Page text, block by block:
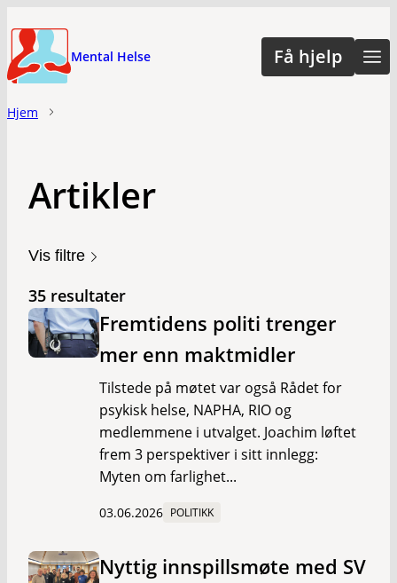
til
hovedinnhold
Mental Helse Få hjelp
Hjem
Artikler
Vis filtre
35 resultater
Fremtidens politi trenger
mer enn maktmidler
Tilstede på møtet var også Rådet for
psykisk helse, NAPHA, RIO og
medlemmene i utvalget. Joachim løftet
frem 3 perspektiver i sitt innlegg:
Myten om farlighet...
03.06.2026 POLITIKK
Nyttig innspillsmøte med SV